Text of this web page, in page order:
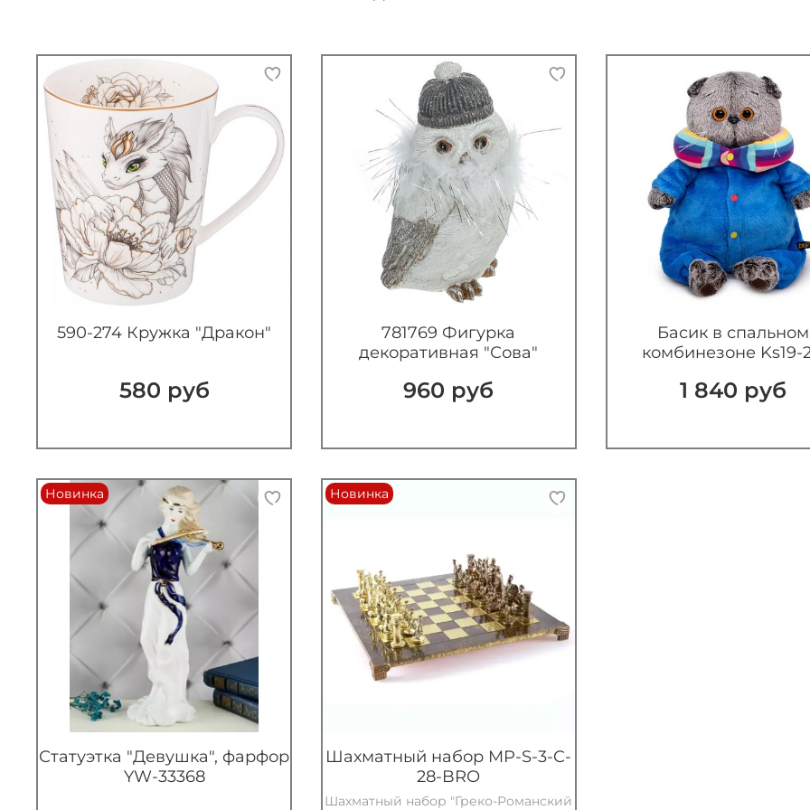
590-274 Кружка "Дракон"
580 руб
781769 Фигурка
декоративная "Сова"
960 руб
Басик в спальном
комбинезоне Ks19-
1 840 руб
Новинка
Статуэтка "Девушка", фарфор
YW-33368
Новинка
Шахматный набор MP-S-3-C-
28-BRO
Шахматный набор "Греко-Романский